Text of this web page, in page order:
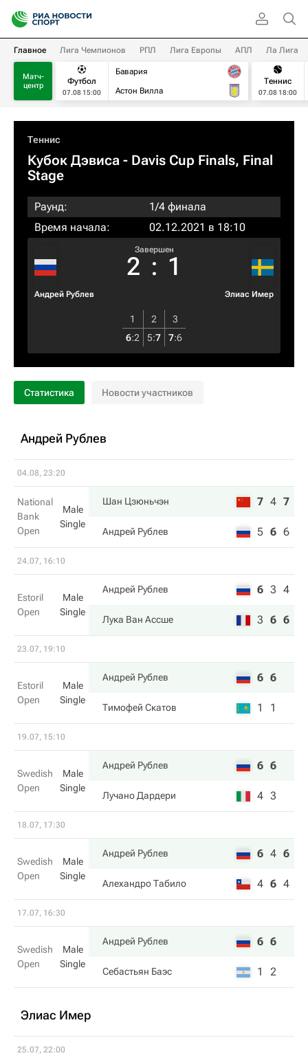
Главное Лига Чемпионов РПЛ Лига Европы АПЛ Ла Лига
Матч-
центр
Футбол
07.08 15:00
Бавария
Астон Вилла
Теннис
07.08 18:00
Теннис
Кубок Дэвиса - Davis Cup Finals, Final
Stage
Раунд:
1/4 финала
Время начала:
02.12.2021 в 18:10
Андрей Рублев
Завершен
2 : 1
Элиас Имер
1 2
3
6:2 5:7 7:6
Статистика Новости участников
Андрей Рублев
04.08, 23:20
National
Bank
Open
Male
Single
Шан Цзюньчэн 7 4 7
Андрей Рублев 5 6 6
24.07, 16:10
Estoril
Open
Male
Single
Андрей Рублев 6 3 4
Лука Ван Ассше 3 6 6
23.07, 19:10
Estoril
Open
Male
Single
Андрей Рублев 6 6
Тимофей Скатов 1 1
19.07, 15:10
Swedish
Open
Male
Single
Андрей Рублев 6 6
Лучано Дардери 4 3
18.07, 17:30
Swedish
Open
Male
Single
Андрей Рублев 6 4 6
Алехандро Табило 4 6 4
17.07, 16:30
Swedish
Open
Male
Single
Андрей Рублев 6 6
Себастьян Баэс 1 2
Элиас Имер
25.07, 22:00